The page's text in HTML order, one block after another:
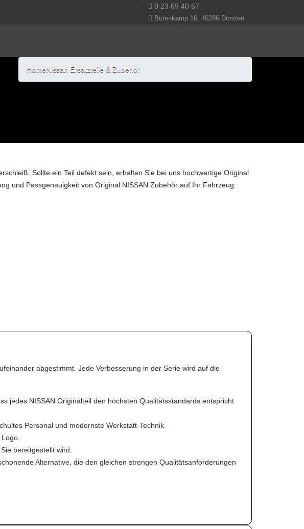
0 23 69 40 67
Burenkamp 16, 46286 Dorsten
HomeNissan Ersatzteile & Zubehör
Sollte ein Teil defekt sein, erhalten Sie bei uns hochwertige Original
und Passgenauigkeit von Original NISSAN Zubehör auf Ihr Fahrzeug.
abgestimmt. Jede Verbesserung in der Serie wird auf die
jedes NISSAN Originalteil den höchsten Qualitätsstandards entspricht
Personal und modernste Werkstatt-Technik.
bereitgestellt wird.
Alternative, die den gleichen strengen Qualitätsanforderungen